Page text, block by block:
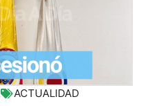
ACTUALIDAD